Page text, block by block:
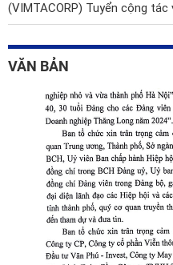
(VIMTACORP) Tuyển cộng
VĂN BẢN